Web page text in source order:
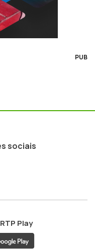
PUB
sociais
RTP Play